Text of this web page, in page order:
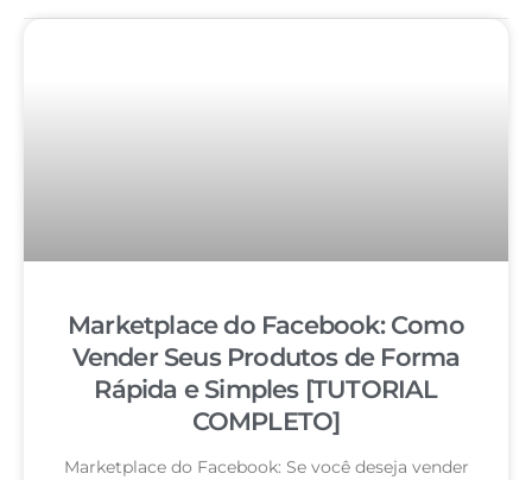
Marketplace do Facebook: Como
Vender Seus Produtos de Forma
Rápida e Simples [TUTORIAL
COMPLETO]
Marketplace do Facebook: Se você deseja vender